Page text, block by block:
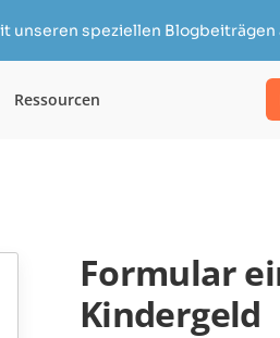
unseren speziellen Blogbeiträgen
Ressourcen
Formular
Kindergeld